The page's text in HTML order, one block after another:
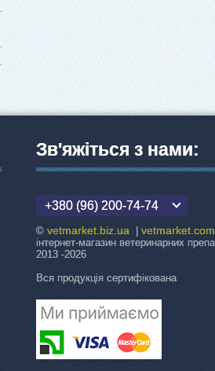
Зв'яжіться з нами:
+380 (96) 200-74-74
©vetmarket.biz.ua |
інтернет-магазин ветеринарних
2013 -2026
Вся продукція сертифікована